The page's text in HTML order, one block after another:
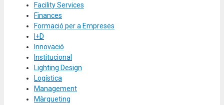
Facility Services
Finances
Formació per a Empreses
I+D
Innovació
Institucional
Lighting Design
Logística
Management
Màrqueting